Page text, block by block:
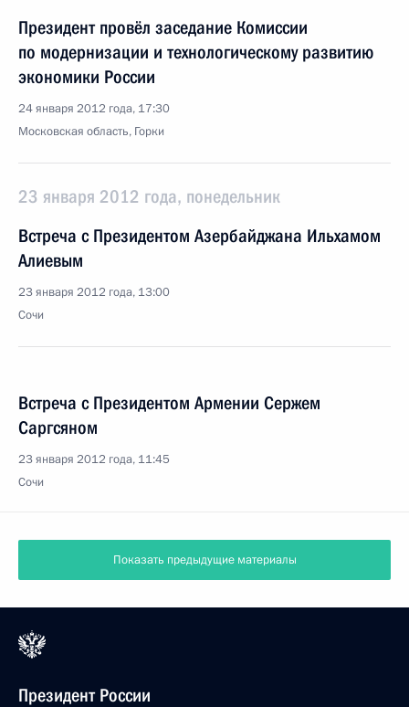
Президент провёл заседание Комиссии
по модернизации и технологическому развитию
экономики России
24 января 2012 года, 17:30
Московская область, Горки
23 января 2012 года, понедельник
Встреча с Президентом Азербайджана Ильхамом
Алиевым
23 января 2012 года, 13:00
Сочи
Встреча с Президентом Армении Сержем
Саргсяном
23 января 2012 года, 11:45
Сочи
Показать предыдущие материалы
Президент России